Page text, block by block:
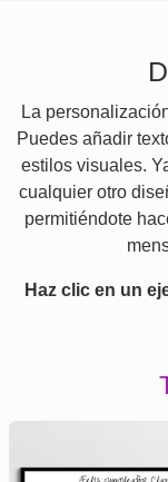
La
Puedes añadir
estilos visuales.
cualquier otro
permitiéndote
Haz clic en un